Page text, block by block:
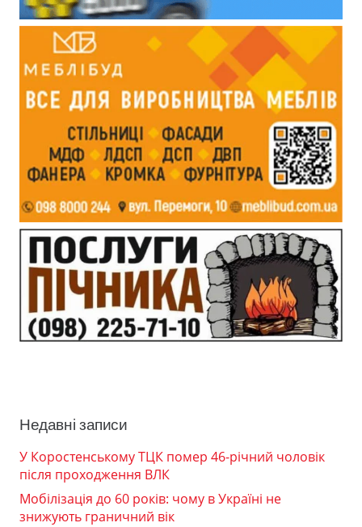
Недавні записи
У Коростенському ТЦК помер 46-річний чоловік
після проходження ВЛК
Мобілізація до 60 років: чому в Україні не
знижують граничний вік